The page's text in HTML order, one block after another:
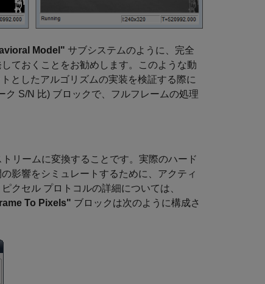
Model" サブシステムのように、完全
ておくことをお勧めします。このような動
としたアルゴリズムの実装を検証する際に
ク S/N 比) ブロックで、フルフレームの処理
リームに変換することです。実際のハード
影響をシミュレートするために、アクティ
クセル プロトコルの詳細については、
To Pixels" ブロックは次のように構成さ